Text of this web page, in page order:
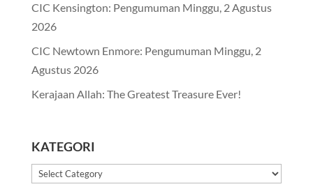
CIC Kensington: Pengumuman Minggu, 2 Agustus
2026
CIC Newtown Enmore: Pengumuman Minggu, 2
Agustus 2026
Kerajaan Allah: The Greatest Treasure Ever!
KATEGORI
Kategori